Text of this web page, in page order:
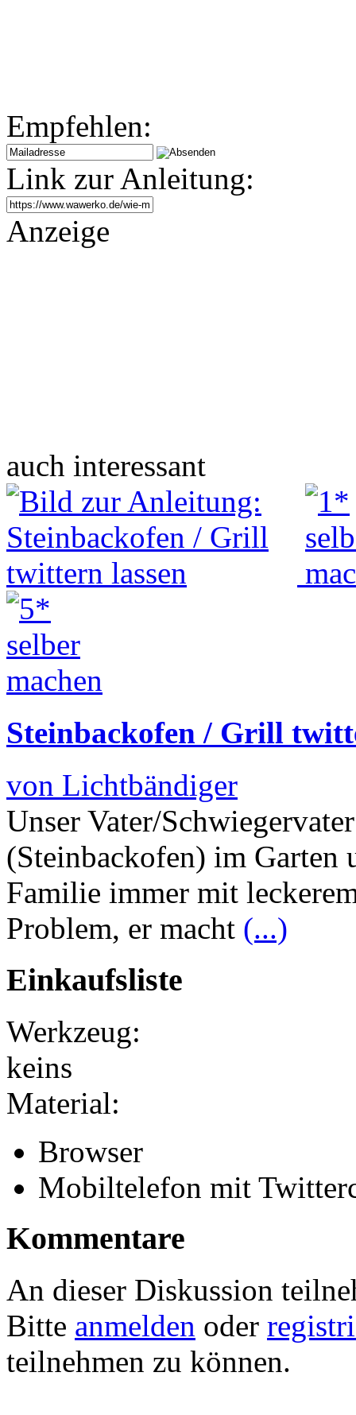
Empfehlen:
Link zur Anleitung:
Anzeige
auch interessant
Steinbackofen / Grill
von Lichtbändiger
Unser Vater/
(Steinbackofen) im Garten
Familie immer mit
Problem, er macht (...)
Einkaufsliste
Werkzeug:
keins
Material:
Browser
Mobiltelefon mit
Kommentare
An dieser Diskussion
Bitte anmelden oder
teilnehmen zu können.